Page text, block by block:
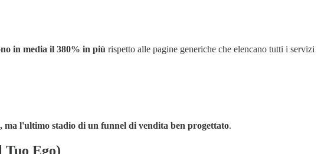
in media il 380% in più rispetto alle pagine generiche che elencano tutti i servizi
ma l'ultimo stadio di un funnel di vendita ben progettato.
Tuo Ego)